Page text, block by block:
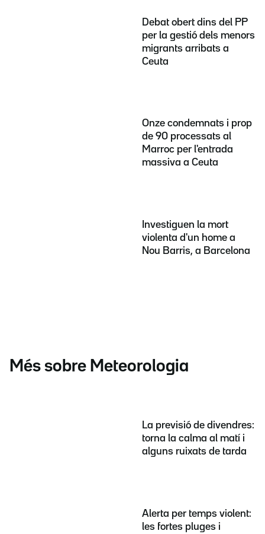
Debat obert dins del PP
per la gestió dels menors
migrants arribats a
Ceuta
Onze condemnats i prop
de 90 processats al
Marroc per l'entrada
massiva a Ceuta
Investiguen la mort
violenta d'un home a
Nou Barris, a Barcelona
Més sobre Meteorologia
La previsió de divendres:
torna la calma al matí i
alguns ruixats de tarda
Alerta per temps violent:
les fortes pluges i